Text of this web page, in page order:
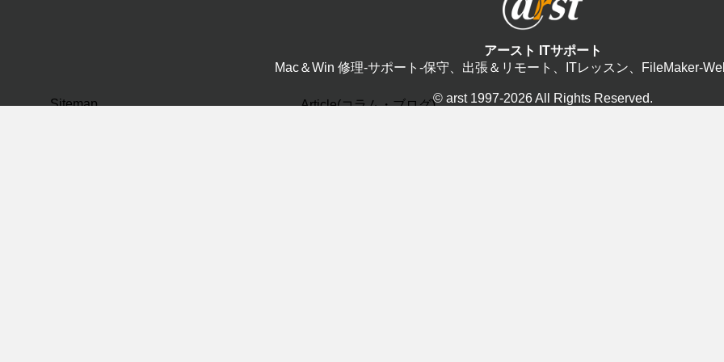
Sitemap
Article(コラム・ブログ)
アースト ITサポート
Mac＆Win 修理-サポート-保守、出張＆リモート、ITレッスン、FileMaker-
© arst 1997-2026 All Rights Reserved.